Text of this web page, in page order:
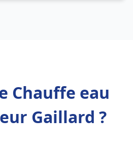
Chauffe eau
Gaillard ?